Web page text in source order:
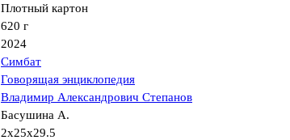
Плотный картон
620 г
2024
Симбат
Говорящая энциклопедия
Владимир Александрович Степанов
Басушина А.
2x25x29.5